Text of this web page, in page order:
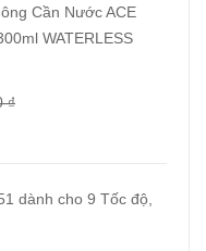
Cần Nước ACE
WATERLESS
₫
dành cho 9 Tốc độ,